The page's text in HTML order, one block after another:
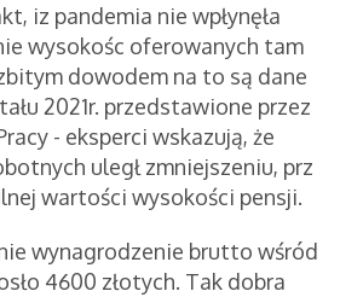
iz pandemia nie wpłynęła
wysokośc oferowanych tam
dowodem na to są dane
2021r. przedstawione przez
- eksperci wskazują, że
uległ zmniejszeniu, prz
wartości wysokości pensji.
wynagrodzenie brutto wśród
4600 złotych. Tak dobra